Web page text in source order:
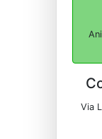
Via